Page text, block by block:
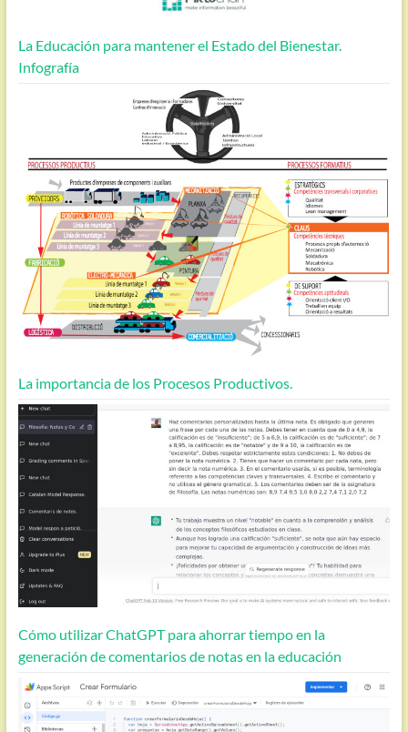
La Educación para mantener el Estado del Bienestar.
Infografía
La importancia de los Procesos Productivos.
Cómo utilizar ChatGPT para ahorrar tiempo en la
generación de comentarios de notas en la educación